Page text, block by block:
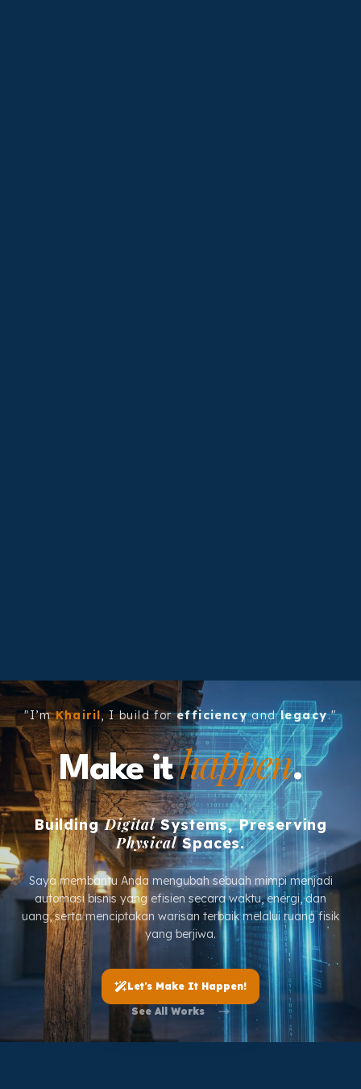
"I’mKhairil, I build forefficiencyandlegacy."
Make ithappen.
BuildingDigitalSystems,Preserving
PhysicalSpaces.
Saya membantu Anda mengubah sebuah mimpi menjadi
automasi bisnis yang efisien secara waktu, energi, dan
uang, serta menciptakan warisan terbaik melalui ruang fisik
yang berjiwa.
Let's Make It Happen!
See All Works